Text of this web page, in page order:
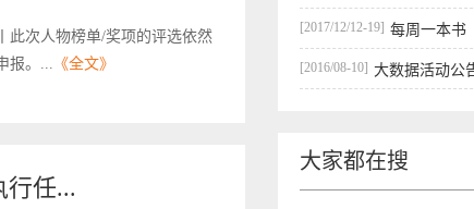
此次人物榜单/奖项的评选依然
报。... 《全文》
行任...
[2017/12/12-19] 每周一本书
[2016/08-10] 大数据活动公
大家都在搜